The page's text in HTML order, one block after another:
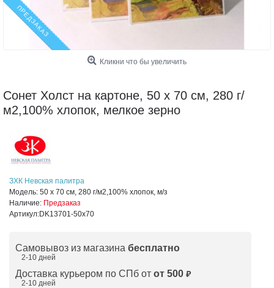
ПРЕДЗАКАЗ
Кликни что бы увеличить
Сонет Холст на картоне, 50 х 70 см, 280 г/
м2,100% хлопок, мелкое зерно
ЗХК Невская палитра
Модель: 50 х 70 см, 280 г/м2,100% хлопок, м/з
Наличие: Предзаказ
Артикул:DK13701-50x70
Самовывоз из магазина бесплатно
2-10 дней
Доставка курьером по СПб от от 500 ₽
2-10 дней